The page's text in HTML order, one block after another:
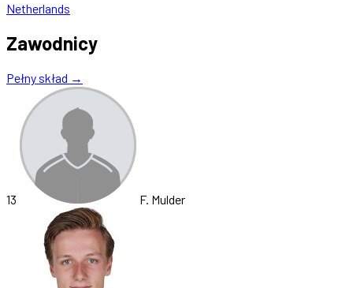
Netherlands
Zawodnicy
Pełny skład →
13 F. Mulder